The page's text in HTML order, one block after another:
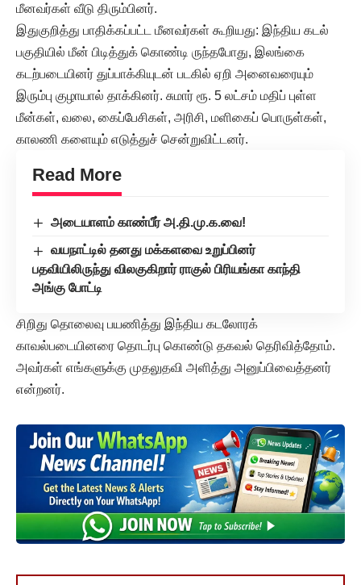
மீனவர்கள் வீடு திரும்பினர்.
இதுகுறித்து பாதிக்கப்பட்ட மீனவர்கள் கூறியது: இந்திய கடல்
பகுதியில் மீன் பிடித்துக் கொண்டி ருந்தபோது, இலங்கை
கடற்படையினர் துப்பாக்கியுடன் படகில் ஏறி அனைவரையும்
இரும்பு குழாயால் தாக்கினர். சுமார் ரூ. 5 லட்சம் மதிப் புள்ள
மீன்கள், வலை, கைப்பேசிகள், அரிசி, மளிகைப் பொருள்கள்,
காலணி களையும் எடுத்துச் சென்றுவிட்டனர்.
Read More
அடையாளம் காண்பீர் அ.தி.மு.க.வை!
வயநாட்டில் தனது மக்களவை உறுப்பினர்
பதவியிலிருந்து விலகுகிறார் ராகுல் பிரியங்கா காந்தி
அங்கு போட்டி
சிறிது தொலைவு பயணித்து இந்திய கடலோரக்
காவல்படையினரை தொடர்பு கொண்டு தகவல் தெரிவித்தோம்.
அவர்கள் எங்களுக்கு முதலுதவி அளித்து அனுப்பிவைத்தனர்
என்றனர்.